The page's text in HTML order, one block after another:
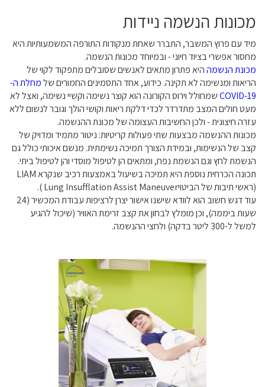
מכונות הנשמה ניידות
מיד עם פרוץ המשבר, התברר שאחת מנקודות התורפה המשמעותיות היא
מחסור אפשרי בציוד חיוני - ובמיוחד מכונות הנשמה.
מכונת הנשמההיא פתרון מתאים לאנשים שסובלים מתפקוד לקוי של
הריאות ומנשימה לא תקינה. כידוע, אחד התסמינים החמורים שלמחלת ה-
COVID-19שמחולל וירוס הקורונה הוא קוצר נשימה וקשיי נשימה, ואצל לא
מעט חולים המצב מתדרדר לכדי דלקת ריאות וקושי הולך וגובר לנשום ללא
עזרה חיצונית - ולכן החשיבות העצומה של מכונת ההנשמה.
מכונות ההנשמה מבצעות שתי פעולות קריטיות: ניטור מתמיד ומדויק של
קצב של הנשימות, ובמידת הצורך תמיכה נשימתית. מנשם איכותי כולל גם
הנשמת לחץ וגם הנשמת נפח, ומתאים הן לטיפול מוסדי והן לטיפול ביתי.
תכונה הכרחית נוספת היא תמיכה בשיעול באמצעות רכיב שנקרא LIAM
(ראשי תיבות של הביטויLung Insufflation Assist Maneuver ).
עוד דגש חשוב הוא לוודא שישנו אישור יצרן לרציפות עבודת המכשיר (24
שעות ביממה), וכן מומלץ לבחון את קצב זרימת האוויר (שיכול להגיע
למשל ל-300 ליטר בדקה) ולחצי ההנשמה.